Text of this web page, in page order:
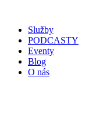
Služby
PODCASTY
Eventy
Blog
O nás